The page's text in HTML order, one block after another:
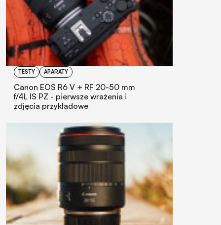
TESTY APARATY
Canon EOS R6 V + RF 20-50 mm
f/4L IS PZ - pierwsze wrażenia i
zdjęcia przykładowe